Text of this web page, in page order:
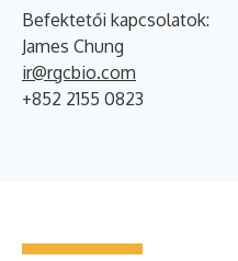
Befektetői kapcsolatok:
James Chung
ir@rgcbio.com
+852 2155 0823